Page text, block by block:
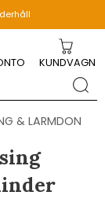
KUNDVAGN
& LARMDON